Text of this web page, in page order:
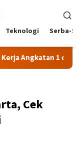
Teknologi Serba-
1 di PPKD
Cek